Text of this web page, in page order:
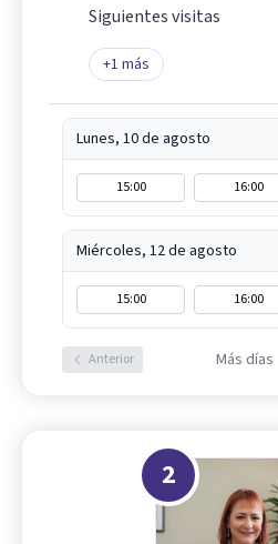
Siguientes visitas
+1 más
Lunes, 10 de agosto
15:00 16:00
Miércoles, 12 de agosto
15:00 16:00
Anterior Más días
2